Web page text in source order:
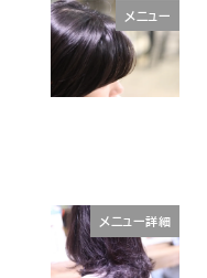
メニュー
メニュー詳細